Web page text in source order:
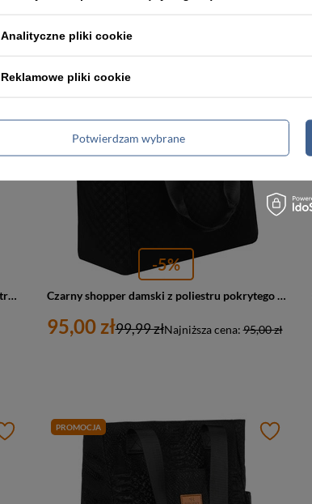
Czarna, praktyczna torba podróżna z poliestru wyposażona w uchwyt na walizkę - Peterson
-5%
Czarny shopper damski z poliestru pokrytego geometrycznym wzorem - Rovicky
95,00 zł Najniższa cena:95,00 zł
99,99 zł
PROMOCJA
Analityczne pliki cookie
Reklamowe pliki cookie
Potwierdzam wybrane